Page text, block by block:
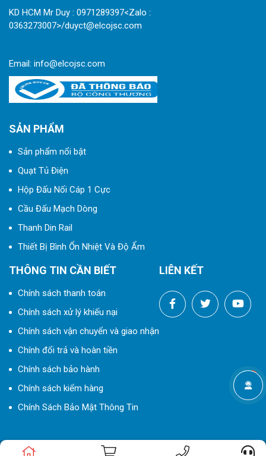
KD HCM Mr Duy : 0971289397<Zalo :
0363273007>/duyct@elcojsc.com
Email: info@elcojsc.com
SẢN PHẨM
Sản phẩm nổi bật
Quạt Tủ Điện
Hộp Đấu Nối Cáp 1 Cực
Cầu Đấu Mạch Dòng
Thanh Din Rail
Thiết Bị Bình Ổn Nhiệt Và Độ Ẩm
THÔNG TIN CẦN BIẾT
Chính sách thanh toán
Chính sách xử lý khiếu nại
Chính sách vận chuyển và giao nhận
Chính đổi trả và hoàn tiền
Chính sách bảo hành
Chính sách kiểm hàng
Chính Sách Bảo Mật Thông Tin
LIÊN KẾT
© 2023 Bản quyền thuộc THIẾT BỊ ĐIỆN ELCO